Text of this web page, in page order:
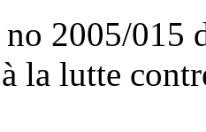
2005/015
la lutte